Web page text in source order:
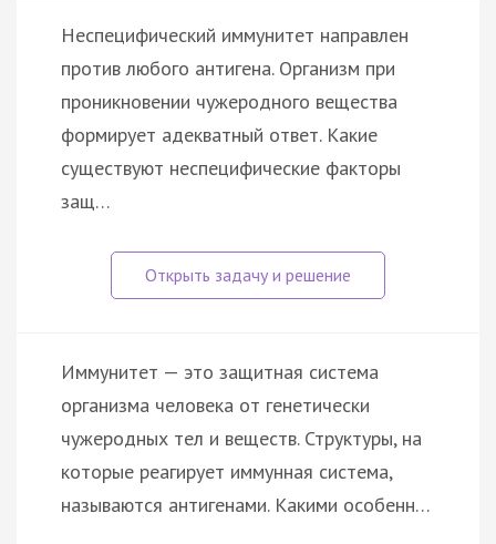
Неспецифический иммунитет направлен
против любого антигена. Организм при
проникновении чужеродного вещества
формирует адекватный ответ. Какие
существуют неспецифические факторы
защ…
Иммунитет — это защитная система
организма человека от генетически
чужеродных тел и веществ. Структуры, на
которые реагирует иммунная система,
называются антигенами. Какими особенн…